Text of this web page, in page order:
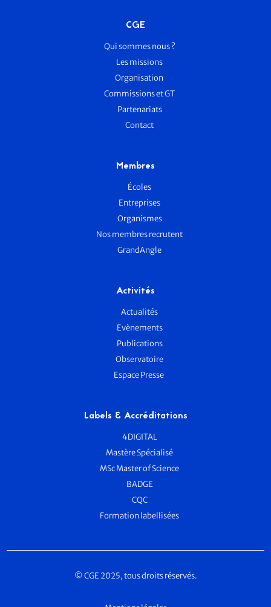
CGE
Qui sommes nous ?
Les missions
Organisation
Commissions et GT
Partenariats
Contact
Membres
Écoles
Entreprises
Organismes
Nos membres recrutent
GrandAngle
Activités
Actualités
Evènements
Publications
Observatoire
Espace Presse
Labels & Accréditations
4DIGITAL
Mastère Spécialisé
MSc Master of Science
BADGE
CQC
Formation labellisées
© CGE 2025, tous droits réservés.